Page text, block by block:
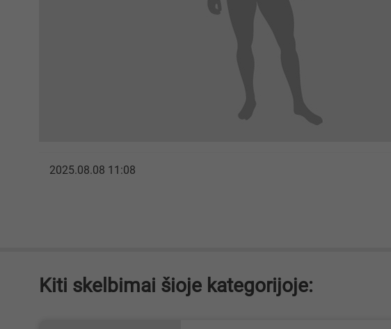
2025.08.08 11:08
Kiti skelbimai šioje kategorijoje: